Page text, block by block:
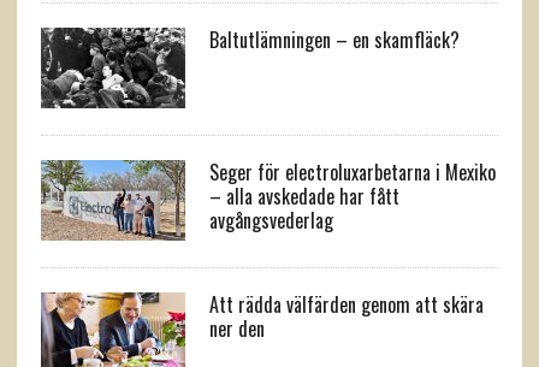
Baltutlämningen – en skamfläck?
Seger för electroluxarbetarna i Mexiko
– alla avskedade har fått
avgångsvederlag
Att rädda välfärden genom att skära
ner den